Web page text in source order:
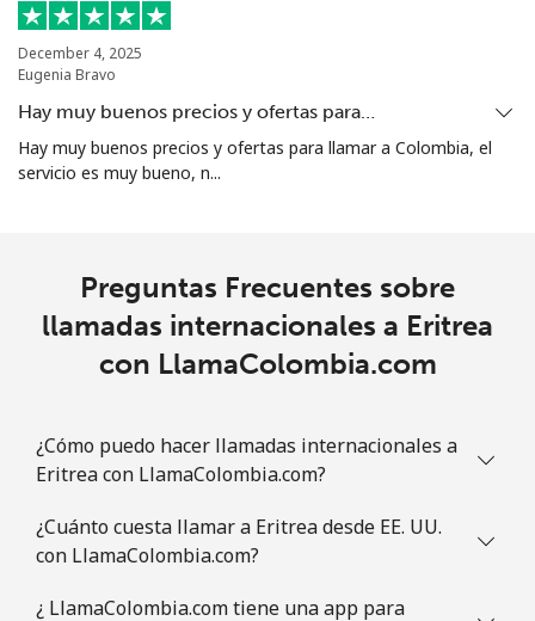
Celular
December 4, 2025
Eugenia Bravo
Hay muy buenos precios y ofertas para…
Hay muy buenos precios y ofertas para llamar a Colombia, el
servicio es muy bueno, n...
Preguntas Frecuentes sobre
llamadas internacionales a Eritrea
con LlamaColombia.com
¿Cómo puedo hacer llamadas internacionales a
Eritrea con LlamaColombia.com?
¿Cuánto cuesta llamar a Eritrea desde EE. UU.
con LlamaColombia.com?
¿ LlamaColombia.com tiene una app para